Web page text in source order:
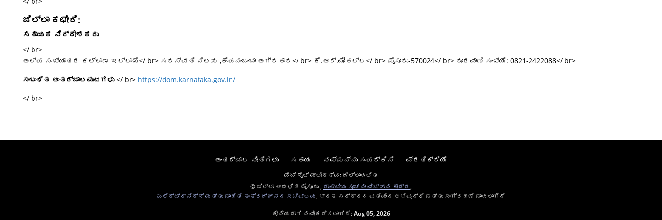
ಜಿಲ್ಲಾ ಕಛೇರಿ:
ಸಹಾಯಕ ನಿರ್ದೇಶಕರು
</ br>
ಅಲ್ಪ ಸಂಖ್ಯಾತರ ಕಲ್ಲಾಣ ಇಲ್ಲಾಖೆ</ br> ಸರಸ್ವತಿ ನಿಲಯ ,ಕೆಂಪನಂಜಂಬಾ ಅಗ್ರಹಾರ</ br> ಕೆ.ಆರ್.ಮೋಹಲ್ಲ</ br> ಮೈಸೂರು-570024</ br> ದೂರವಾಣಿ ಸಂಖ್ಯೆ: 0821-2422088</ br>
ಸಂಬಂಧಿತ ಅಂತರ್ಜಾಲಪುಟಗಳು</ br> https://dom.karnataka.gov.in/
</ br>
ಅಂತರ್ಜಾಲ ನೀತಿಗಳು ಸಹಾಯ ನಮ್ಮನ್ನು ಸಂಪರ್ಕಿಸಿ ಪ್ರತಿಕ್ರಿಯೆ
ವೆಬ್ ಸೈಟ್ ಮಾಲೀಕತ್ವ: ಜಿಲ್ಲಾಡಳಿತ
© ಜಿಲ್ಲಾ ಆಡಳಿತ ಮೈಸೂರು ,
ರಾಷ್ಟೀಯ ಸೂಚನಾ ವಿಜ್ಞಾನ ಕೇಂದ್ರ
ಎಲೆಕ್ಟ್ರಾನಿಕ್ಸ್ ಮತ್ತು ಮಾಹಿತಿ ತಂತ್ರಜ್ಞಾನದ ಸಚಿವಾಲಯ , ಭಾರತ ಸರ್ಕಾರದ ವತಿಯಿಂದ ಅಭಿವೃದ್ಧಿ ಮತ್ತು ಸಂಗ್ರಹಣೆ ಮಾಡಲಾಗಿದೆ
ಕೊನೆಯದಾಗಿ ನವೀಕರಿಸಲಾಗಿದೆ:Aug 05, 2026